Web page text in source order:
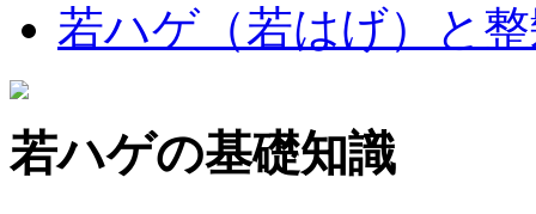
若ハゲ（若はげ）と
若ハゲの基礎知識